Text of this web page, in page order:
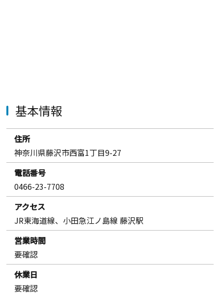
基本情報
住所
神奈川県藤沢市西富1丁目9-27
電話番号
0466-23-7708
アクセス
JR東海道線、小田急江ノ島線 藤沢駅
営業時間
要確認
休業日
要確認